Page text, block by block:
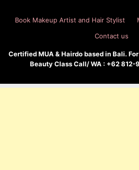
Book Makeup Artist and Hair Stylist
Contact us
Certified MUA & Hairdo based in Bali.
Beauty Class Call/ WA : +62